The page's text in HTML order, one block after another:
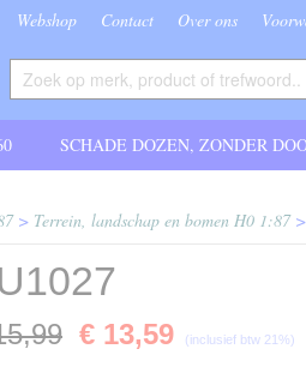
Webshop Contact Over ons
SCHADE DOZEN, ZONDER
> Terrein, landschap en bomen H0 1:87>
€ 13,59 (inclusief btw 21%)